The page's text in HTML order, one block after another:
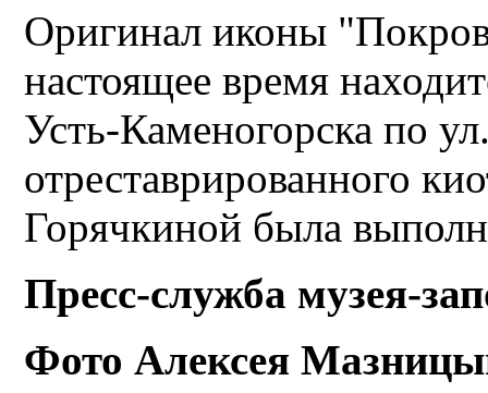
Оригинал иконы
настоящее время
Усть-Каменогорска по
отреставрированного
Горячкиной была
Пресс-служба музея-
Фото Алексея